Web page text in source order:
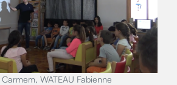
WATEAU Fabienne